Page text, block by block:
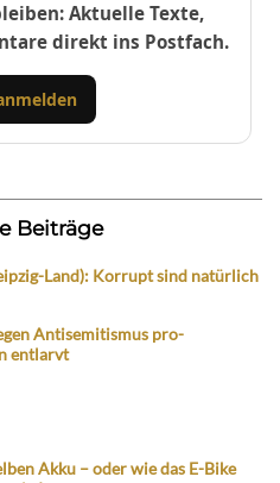
Aktuelle Texte,
direkt ins Postfach.
Beiträge
Land): Korrupt sind natürlich
Antisemitismus pro-
entlarvt
Akku – oder wie das E-Bike